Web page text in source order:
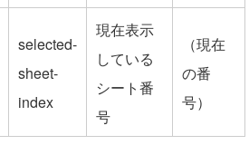
selected-
sheet-
index
現在表示
している
シート番
号
（現在
の番
号）